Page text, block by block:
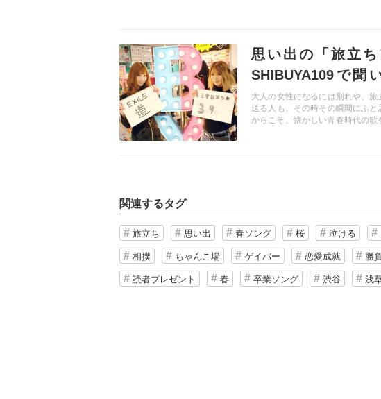
思い出の「旅立
SHIBUYA109で
EXILEのあの名曲
大人の女性になるには別れや、
送る人も、その時その瞬間にふ
からこそ、懐かしい青春時代の
インタビューしてみました！【
関連するタグ
旅立ち 思い出 春ソング 桜 泣ける
相撲 ちゃんこ場 ゲイバー 恋愛成就 勝
読者プレゼント 春 卒業ソング 渋谷 浅